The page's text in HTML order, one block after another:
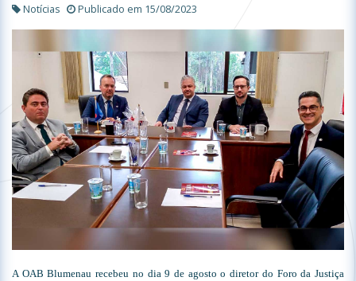
Notícias Publicado em 15/08/2023
A OAB Blumenau recebeu no dia 9 de agosto o diretor do Foro da Justiça